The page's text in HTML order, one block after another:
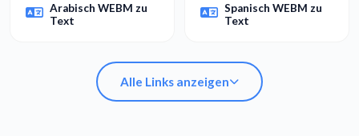
Arabisch WEBM zu
Text
Spanisch WEBM zu
Text
Alle Links anzeigen